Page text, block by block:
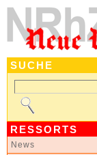
SUCHE
RESSORTS
News